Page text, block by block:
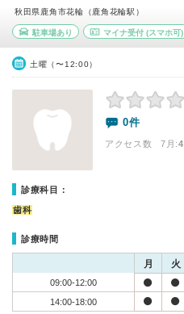
秋田県鹿角市花輪（鹿角花輪駅）
駐車場あり マイナ受付(スマホ可)
土曜（〜12:00）
0件
アクセス数 7月:4
診療科目：
歯科
診療時間
月 火
09:00-12:00
14:00-18:00